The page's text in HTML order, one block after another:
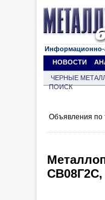
Информационно-
НОВОСТИ
ЧЕРНЫЕ
ПОИСК
Объявления по